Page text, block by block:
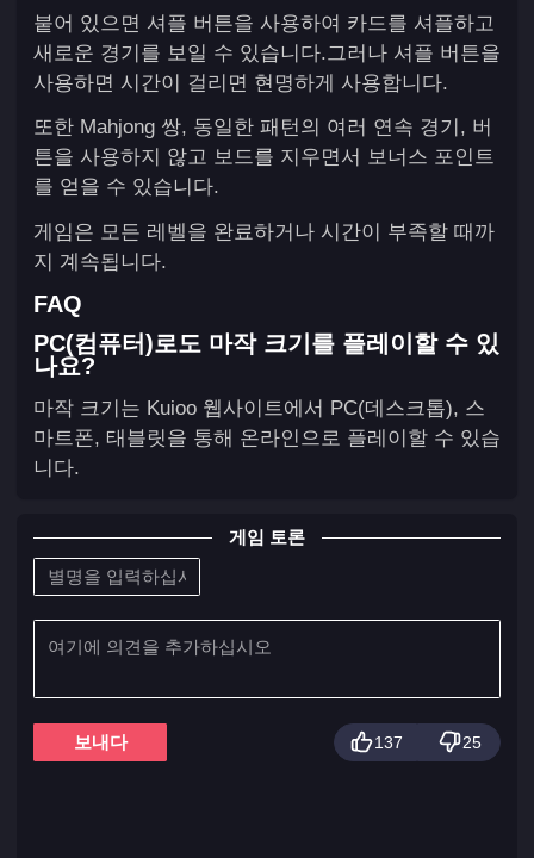
붙어 있으면 셔플 버튼을 사용하여 카드를 셔플하고
새로운 경기를 보일 수 있습니다.그러나 셔플 버튼을
사용하면 시간이 걸리면 현명하게 사용합니다.
또한 Mahjong 쌍, 동일한 패턴의 여러 연속 경기, 버
튼을 사용하지 않고 보드를 지우면서 보너스 포인트
를 얻을 수 있습니다.
게임은 모든 레벨을 완료하거나 시간이 부족할 때까
지 계속됩니다.
FAQ
PC(컴퓨터)로도 마작 크기를 플레이할 수 있
나요?
마작 크기는 Kuioo 웹사이트에서 PC(데스크톱), 스
마트폰, 태블릿을 통해 온라인으로 플레이할 수 있습
니다.
게임 토론
보내다 137 25